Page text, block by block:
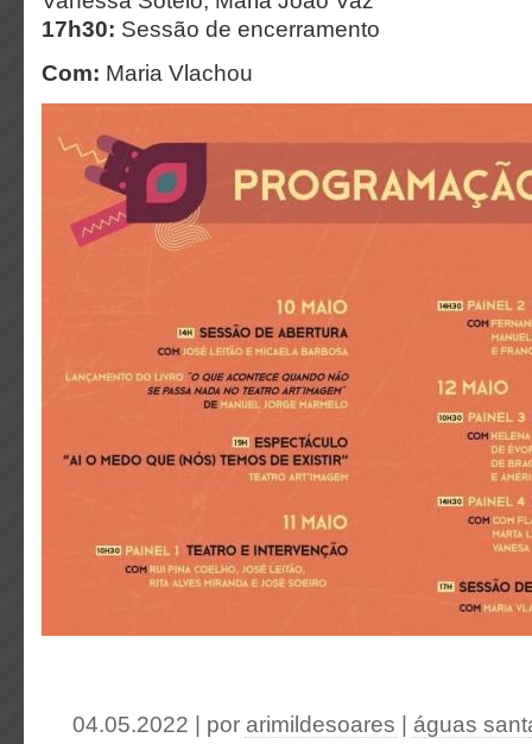
17h30: Sessão de encerramento
Com: Maria Vlachou
04.05.2022 | por arimildesoares
águas